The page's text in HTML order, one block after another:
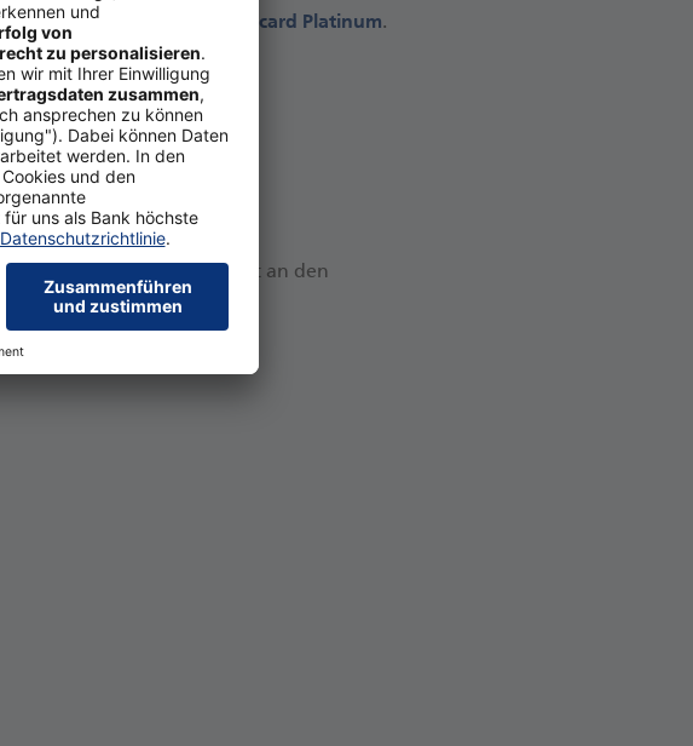
Sie eine Postbank Mastercard Platinum.
Platinumaus.
aktiv. Dieser ist an den